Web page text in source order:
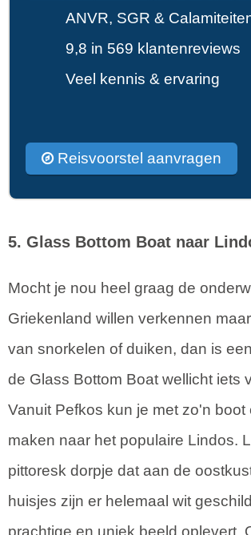
ANVR, SGR &
9,8 in 569 klantenreviews
Veel kennis & ervaring
Reisvoorstel aanvragen
5. Glass Bottom Boat naar
Mocht je nou heel graag de
Griekenland willen verkennen
van snorkelen of duiken, dan is
de Glass Bottom Boat wellicht iets
Vanuit Pefkos kun je met zo'n boot
maken naar het populaire Lindos.
pittoresk dorpje dat aan de
huisjes zijn er helemaal wit
prachtige en uniek beeld oplevert.